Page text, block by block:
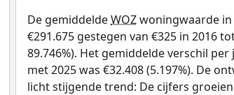
De gemiddeldeWOZwoningwaarde in
€291.675 gestegen van €325 in 2016
89.746%). Het gemiddelde verschil
met 2025 was €32.408 (5.197%). De
licht stijgende trend: De cijfers